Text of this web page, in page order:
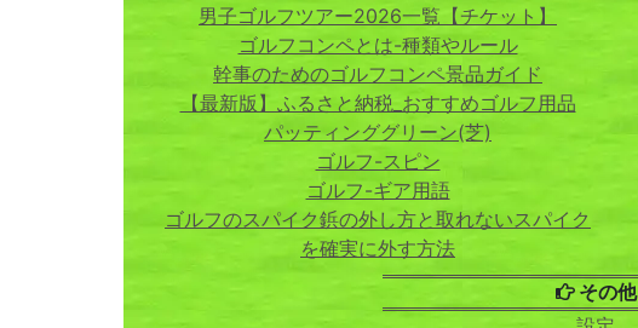
男子ゴルフツアー2026一覧【チケット】
ゴルフコンペとは-種類やルール
幹事のためのゴルフコンペ景品ガイド
【最新版】ふるさと納税_おすすめゴルフ用品
パッティンググリーン(芝)
ゴルフ-スピン
ゴルフ-ギア用語
ゴルフのスパイク鋲の外し方と取れないスパイク
を確実に外す方法
その他